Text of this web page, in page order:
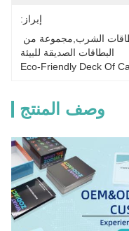
إبراز:
البطاقات الصديقة للبيئة
Eco-Friendly Deck Of
وصف المنتج